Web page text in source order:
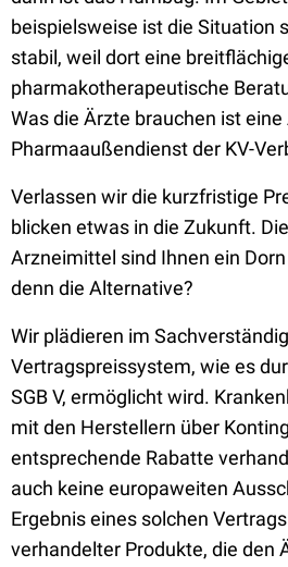
beispielsweise ist die Situation
stabil, weil dort eine
pharmakotherapeutische
Was die Ärzte brauchen ist eine
Pharmaaußendienst der KV-
Verlassen wir die kurzfristige
blicken etwas in die Zukunft.
Arzneimittel sind Ihnen ein
denn die Alternative?
Wir plädieren im
Vertragspreissystem, wie es
SGB V, ermöglicht wird.
mit den Herstellern über
entsprechende Rabatte
auch keine europaweiten
Ergebnis eines solchen
verhandelter Produkte, die den